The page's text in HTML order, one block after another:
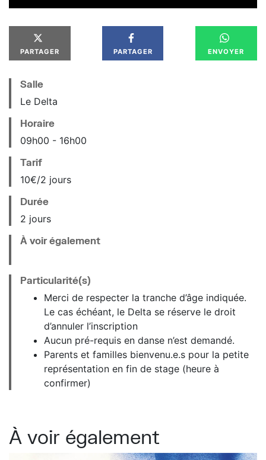
PARTAGER PARTAGER ENVOYER
Salle
Le Delta
Horaire
09h00 16h00
Tarif
10€/2 jours
Durée
2 jours
À voir également
Particularité(s)
Merci de respecter la tranche d’âge indiquée.
Le cas échéant, le Delta se réserve le droit
d’annuler l’inscription
Aucun pré-requis en danse n’est demandé.
Parents et familles bienvenu.e.s pour la petite
représentation en fin de stage (heure à
confirmer)
À voir également